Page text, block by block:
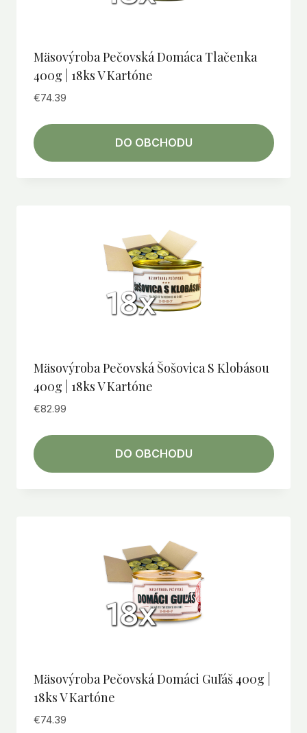
Mäsovýroba Pečovská Domáca Tlačenka
400g | 18ks V Kartóne
€74.39
DO OBCHODU
Mäsovýroba Pečovská Šošovica S Klobásou
400g | 18ks V Kartóne
€82.99
DO OBCHODU
Mäsovýroba Pečovská Domáci Guľáš 400g |
18ks V Kartóne
€74.39